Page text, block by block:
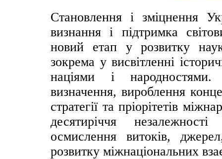
Становлення і зміцнення
визнання і підтримка
новий етап у розвитку
зокрема у висвітленні
націями і народностями.
визначення, вироблення
стратегії та пріорітетів
десятиріччя
осмислення витоків,
розвитку міжнаціональних